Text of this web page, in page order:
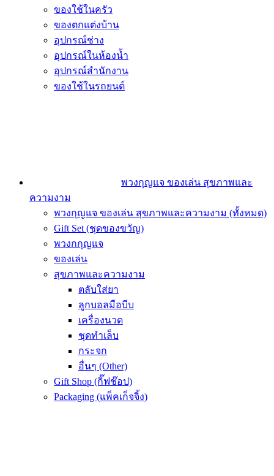
ของใช้ในครัว
ของตกแต่งบ้าน
อุปกรณ์ช่าง
อุปกรณ์ในห้องน้ำ
อุปกรณ์สำนักงาน
ของใช้ในรถยนต์
พวงกุญแจ ของเล่น สุขภาพและ
ความงาม
พวงกุญแจ ของเล่น สุขภาพและความงาม (ทั้งหมด)
Gift Set (ชุดของขวัญ)
พวงกกุญแจ
ของเล่น
สุขภาพและความงาม
ตลับใส่ยา
ลูกบอลมือบีบ
เครื่องนวด
ชุดทำเล็บ
กระจก
อื่นๆ (Other)
Gift Shop (กิ๊ฟช๊อป)
Packaging (แพ็คเก็จจิ้ง)